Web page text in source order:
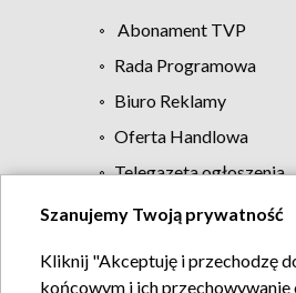
Abonament TVP
Rada Programowa
Biuro Reklamy
Oferta Handlowa
Telegazeta ogłoszenia
Szanujemy Twoją prywatność
Kliknij "Akceptuję i przechodzę
końcowym i ich przechowywanie